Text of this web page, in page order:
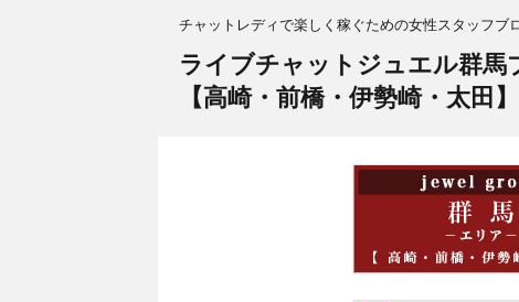
チャットレディで楽しく稼ぐための女性スタッフブ
ライブチャットジュエル群馬
【高崎・前橋・伊勢崎・太田】